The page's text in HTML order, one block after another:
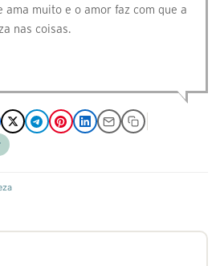
ama muito e o amor faz com que a
nas coisas.